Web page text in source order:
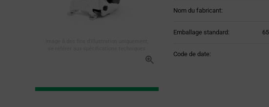
Nom du fabricant:
Emballage standard:
Code de date: